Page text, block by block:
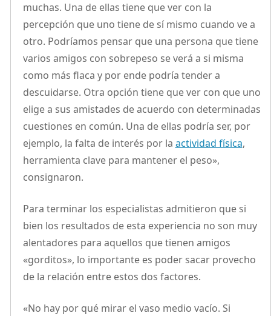
muchas. Una de ellas tiene que ver con la
percepción que uno tiene de sí mismo cuando ve a
otro. Podríamos pensar que una persona que tiene
varios amigos con sobrepeso se verá a si misma
como más flaca y por ende podría tender a
descuidarse. Otra opción tiene que ver con que uno
elige a sus amistades de acuerdo con determinadas
cuestiones en común. Una de ellas podría ser, por
ejemplo, la falta de interés por la actividad física,
herramienta clave para mantener el peso»,
consignaron.
Para terminar los especialistas admitieron que si
bien los resultados de esta experiencia no son muy
alentadores para aquellos que tienen amigos
«gorditos», lo importante es poder sacar provecho
de la relación entre estos dos factores.
«No hay por qué mirar el vaso medio vacío. Si